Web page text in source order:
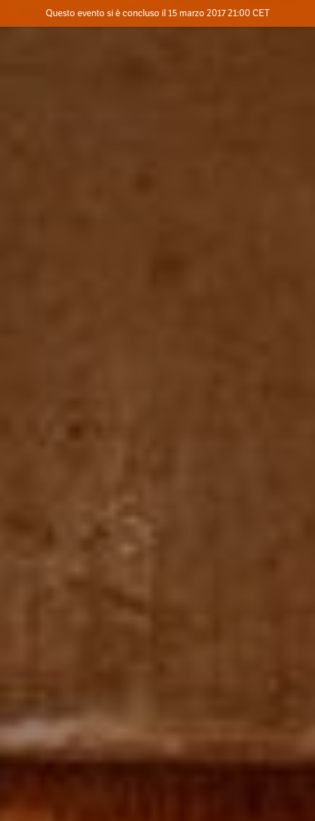
Dove
Questo evento si è concluso il 15 marzo 2017 21:00 CET